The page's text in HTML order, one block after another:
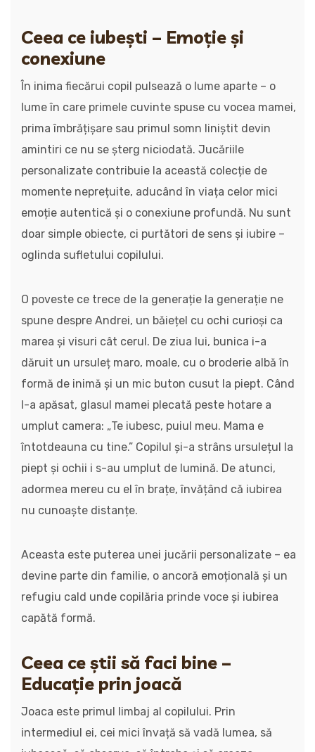
Ceea ce iubești – Emoție și
conexiune
În inima fiecărui copil pulsează o lume aparte – o
lume în care primele cuvinte spuse cu vocea mamei,
prima îmbrățișare sau primul somn liniștit devin
amintiri ce nu se șterg niciodată. Jucăriile
personalizate contribuie la această colecție de
momente neprețuite, aducând în viața celor mici
emoție autentică și o conexiune profundă. Nu sunt
doar simple obiecte, ci purtători de sens și iubire –
oglinda sufletului copilului.
O poveste ce trece de la generație la generație ne
spune despre Andrei, un băiețel cu ochi curioși ca
marea și visuri cât cerul. De ziua lui, bunica i-a
dăruit un ursuleț maro, moale, cu o broderie albă în
formă de inimă și un mic buton cusut la piept. Când
l-a apăsat, glasul mamei plecată peste hotare a
umplut camera: „Te iubesc, puiul meu. Mama e
întotdeauna cu tine.” Copilul și-a strâns ursulețul la
piept și ochii i s-au umplut de lumină. De atunci,
adormea mereu cu el în brațe, învățând că iubirea
nu cunoaște distanțe.
Aceasta este puterea unei jucării personalizate – ea
devine parte din familie, o ancoră emoțională și un
refugiu cald unde copilăria prinde voce și iubirea
capătă formă.
Ceea ce știi să faci bine –
Educație prin joacă
Joaca este primul limbaj al copilului. Prin
intermediul ei, cei mici învață să vadă lumea, să